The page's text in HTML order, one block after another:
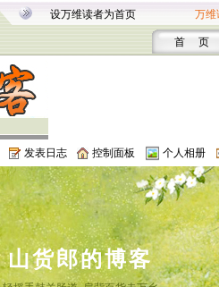
设万维读者为首页 万维
首 页
发表日志 控制面板 个人相册
山货郎的博客